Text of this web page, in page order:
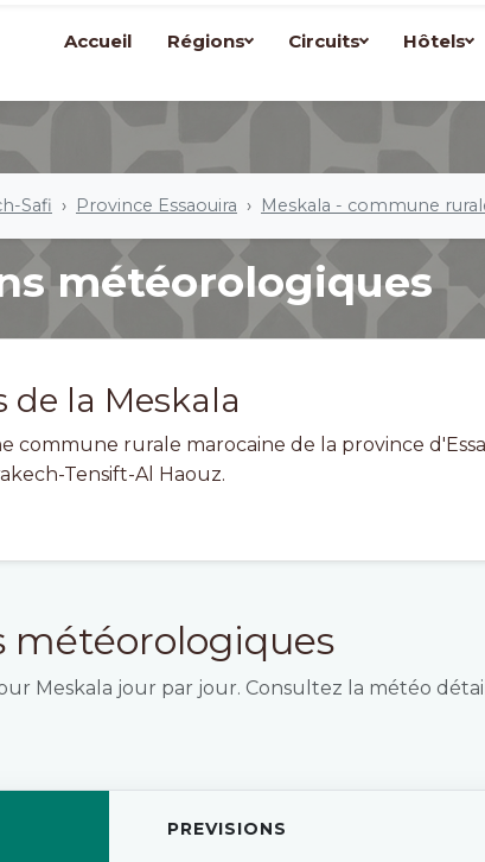
Accueil Régions Circuits Hôtels
Safi Province Essaouira Meskala - commune
météorologiques
de la Meskala
commune rurale marocaine de la province
Tensift-Al Haouz.
météorologiques
Meskala jour par jour. Consultez la météo
PREVISIONS